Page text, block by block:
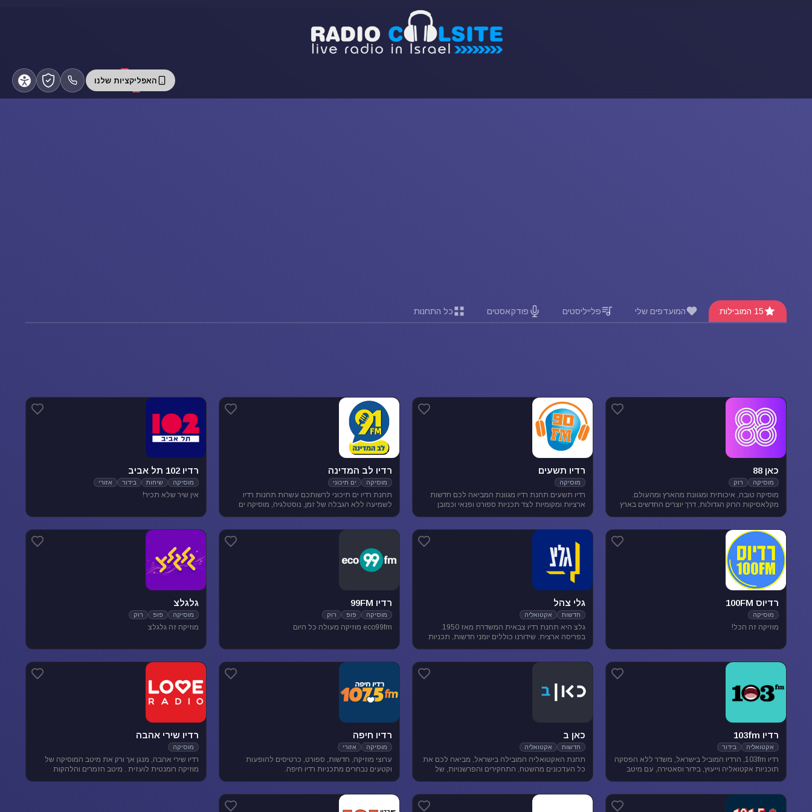
האפליקציות שלנו
15 המובילות המועדפים שלי פלייליסטים פודקאסטים כל התחנות
כאן 88
מוסיקה רוק
מוסיקה טובה, איכותית ומגוונת מהארץ ומהעולם.
מקלאסיקות הרוק הגדולות, דרך יוצרים החדשים בארץ
רדיו תשעים
מוסיקה
רדיו תשעים תחנת רדיו מגוונת המביאה לכם חדשות
ארציות ומקומיות לצד תכניות ספורט ופנאי וכמובן
רדיו לב המדינה
מוסיקה ים תיכוני
תחנת רדיו ים תיכוני לרשותכם עשרות תחנות רדיו
לשמיעה ללא הגבלה של זמן, נוסטלגיה, מוסיקה ים
רדיו 102 תל אביב
מוסיקה שיחות בידור אזורי
אין שיר שלא תכיר!
רדיוס 100FM
מוסיקה
מוזיקה זה הכל!
גלי צהל
חדשות אקטואליה
גלצ היא תחנת רדיו צבאית המשדרת מאז 1950
בפריסה ארצית. שידורנו כוללים יומני חדשות, תכניות
רדיו 99FM
מוסיקה פופ רוק
eco99fm מוזיקה מעולה כל היום
גלגלצ
מוסיקה פופ רוק
מוזיקה זה גלגלצ
רדיו 103fm
אקטואליה בידור
רדיו 103fm, הרדיו המוביל בישראל, משדר ללא הפסקה
תוכניות אקטואליה וייעוץ, בידור וסאטירה, עם מיטב
כאן ב
חדשות אקטואליה
תחנת האקטואליה המובילה בישראל, מביאה לכם את
כל העדכונים מהשטח, התחקירים והפרשנויות, של
רדיו חיפה
מוסיקה אזורי
ערוצי מוזיקה, חדשות, ספורט, כרטיסים להופעות
וקטעים נבחרים מתכניות רדיו חיפה.
רדיו שירי אהבה
מוסיקה
רדיו שירי אהבה, מנגן אך ורק את מיטב המוסיקה של
מוזיקה רומנטית לועזית . מיטב הזמרים והלהקות